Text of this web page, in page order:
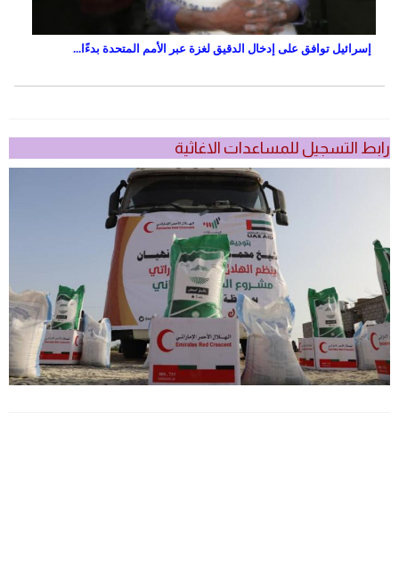
إسرائيل توافق على إدخال الدقيق لغزة عبر الأمم المتحدة بدءًا...
رابط التسجيل للمساعدات الاغاثية